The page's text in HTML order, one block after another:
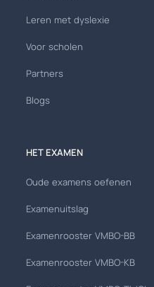
Leren met dyslexie
Voor scholen
Partners
Blogs
HET EXAMEN
Oude examens oefenen
Examenuitslag
Examenrooster VMBO-BB
Examenrooster VMBO-KB